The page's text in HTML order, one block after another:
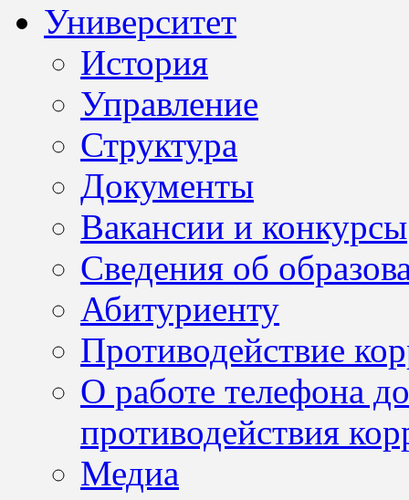
Университет
История
Управление
Структура
Документы
Вакансии и конкурсы
Сведения об
Абитуриенту
Противодействие
О работе телефона
противодействия
Медиа